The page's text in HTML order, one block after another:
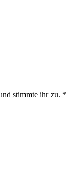
stimmte ihr zu. *